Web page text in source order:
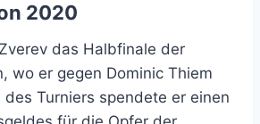
2020
das Halbfinale der
wo er gegen Dominic Thiem
des Turniers spendete er einen